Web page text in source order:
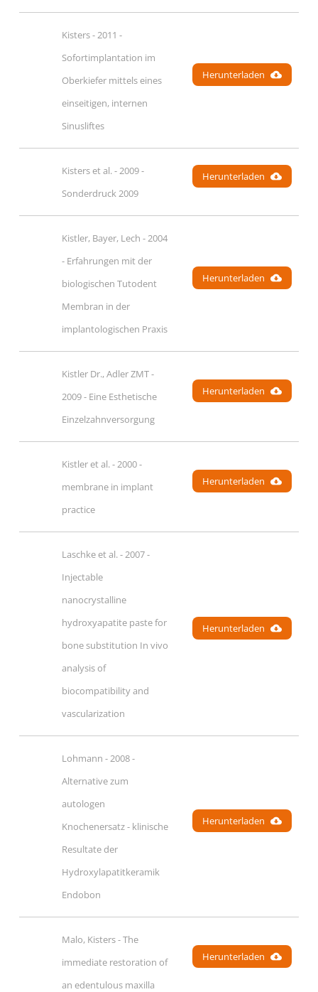
Kisters - 2011 -
Sofortimplantation im
Oberkiefer mittels eines
einseitigen, internen
Sinusliftes
Herunterladen
Kisters et al. - 2009 -
Sonderdruck 2009
Herunterladen
Kistler, Bayer, Lech - 2004
- Erfahrungen mit der
biologischen Tutodent
Membran in der
implantologischen Praxis
Herunterladen
Kistler Dr., Adler ZMT -
2009 - Eine Esthetische
Einzelzahnversorgung
Herunterladen
Kistler et al. - 2000 -
membrane in implant
practice
Herunterladen
Laschke et al. - 2007 -
Injectable
nanocrystalline
hydroxyapatite paste for
bone substitution In vivo
analysis of
biocompatibility and
vascularization
Herunterladen
Lohmann - 2008 -
Alternative zum
autologen
Knochenersatz - klinische
Resultate der
Hydroxylapatitkeramik
Endobon
Herunterladen
Malo, Kisters - The
immediate restoration of
an edentulous maxilla
Herunterladen